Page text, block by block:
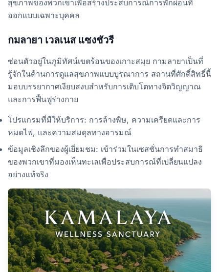
สุขภาพของพวกเขาเพื่อสร้างประสบการณ์การพักผ่อนที่
ออกแบบเฉพาะบุคคล
กมลายา เวลเนส แซงชัวรี
ซ่อนตัวอยู่ในภูมิทัศน์เขตร้อนของเกาะสมุย กามลายาเป็นที่
รู้จักในด้านการดูแลสุขภาพแบบบูรณาการ สถานที่ศักดิ์สิทธิ์นี้
มอบบรรยากาศเงียบสงบสำหรับการเติบโตทางจิตวิญญาณ
และการฟื้นฟูร่างกาย
โปรแกรมที่มีให้บริการ: การล้างพิษ, ความเครียดและการ
หมดไฟ, และความสมดุลทางอารมณ์
ข้อมูลเชิงลึกของผู้เยี่ยมชม: เข้าร่วมในเซสชั่นการทำสมาธิ
ของพวกเขาที่มองเห็นทะเลเพื่อประสบการณ์ที่เปลี่ยนแปลง
อย่างแท้จริง